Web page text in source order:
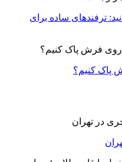
ترفندهای ساده برای
پاک کنیم؟